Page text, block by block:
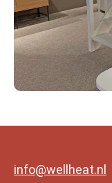
info@wellheat.nl